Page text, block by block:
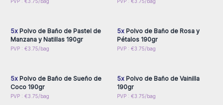
PVP : €3.75/bag PVP : €3.75/bag
Inicie sesión o regístrese
5xPolvo de Baño de Pastel de
Manzana y Natillas 190gr
PVP : €3.75/bag
Inicie sesión o regístrese
5xPolvo de Baño de Rosa y
Pétalos 190gr
PVP : €3.75/bag
Inicie sesión o regístrese
5xPolvo de Baño de Sueño de
Coco 190gr
PVP : €3.75/bag
Inicie sesión o regístrese
5xPolvo de Baño de Vainilla
190gr
PVP : €3.75/bag